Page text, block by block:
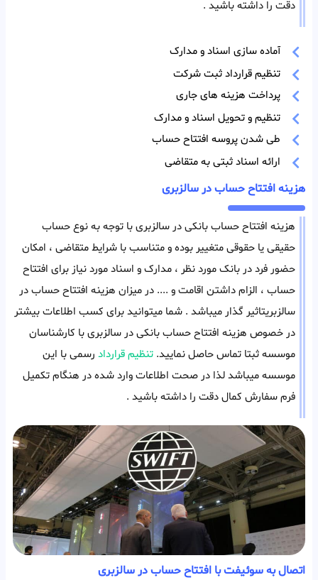
دقت را داشته باشید .
آماده سازی اسناد و مدارک
تنظیم قرارداد ثبت شرکت
پرداخت هزینه های جاری
تنظیم و تحویل اسناد و مدارک
طی شدن پروسه افتتاح حساب
ارائه اسناد ثبتی به متقاضی
هزینه افتتاح حساب در سالزبری
هزینه افتتاح حساب بانکی در سالزبری با توجه به نوع حساب
حقیقی یا حقوقی متغییر بوده و متناسب با شرایط متقاضی ، امکان
حضور فرد در بانک مورد نظر ، مدارک و اسناد مورد نیاز برای افتتاح
حساب ، الزام داشتن اقامت و .... در میزان هزینه افتتاح حساب در
سالزبریتاثیر گذار میباشد . شما میتوانید برای کسب اطلاعات بیشتر
در خصوص هزینه افتتاح حساب بانکی در سالزبری با کارشناسان
موسسه ثبتا تماس حاصل نمایید. تنظیم قرارداد رسمی با این
موسسه میباشد لذا در صحت اطلاعات وارد شده در هنگام تکمیل
فرم سفارش کمال دقت را داشته باشید .
اتصال به سوئیفت با افتتاح حساب در سالزبری